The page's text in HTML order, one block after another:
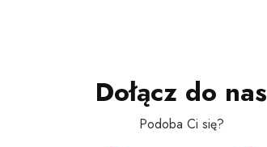
Dołącz do nas
Podoba Ci się?